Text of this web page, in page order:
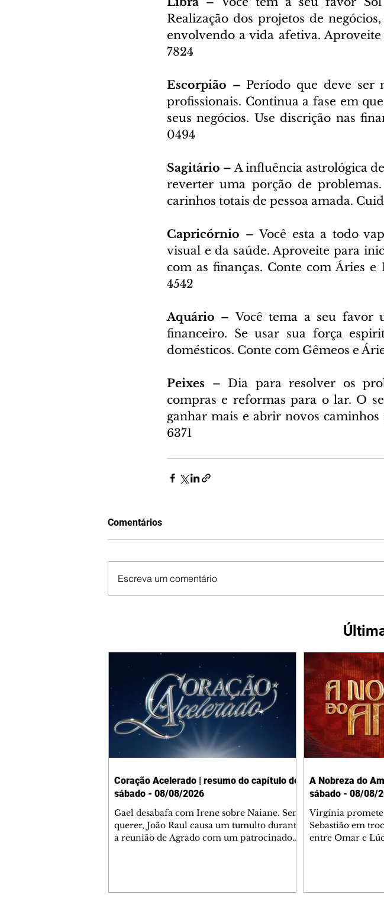
Realização dos projetos de
envolvendo a vida afetiva.
7824
Escorpião – Período que deve ser
profissionais. Continua a fase em
seus negócios. Use discrição nas
0494
Sagitário – A influência astrológica
reverter uma porção de
carinhos totais de pessoa amada.
Capricórnio – Você esta a todo
visual e da saúde. Aproveite para
com as finanças. Conte com Áries
4542
Aquário – Você tema a seu favor
financeiro. Se usar sua força
domésticos. Conte com Gêmeos e
Peixes – Dia para resolver os
compras e reformas para o lar. O
ganhar mais e abrir novos
6371
Comentários
Escreva um comentário
Coração Acelerado | resumo do capítulo de
sábado - 08/08/2026
Gael desabafa com Irene sobre Naiane. Sem
querer, João Raul causa um tumulto durante
a reunião de Agrado com um patrocinador.
A Nobreza do
sábado - 08/08/
Virgínia
Sebastião em
entre Omar e